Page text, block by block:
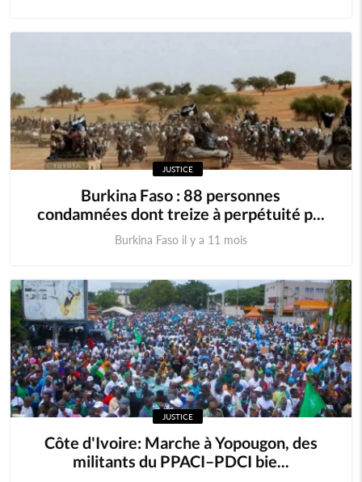
JUSTICE
Burkina Faso : 88 personnes
condamnées dont treize à perpétuité p...
Burkina Faso il y a 11 mois
JUSTICE
Côte d'Ivoire: Marche à Yopougon, des
militants du PPACI–PDCI bie...